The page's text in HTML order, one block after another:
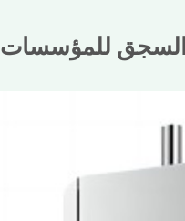
للمؤسسات